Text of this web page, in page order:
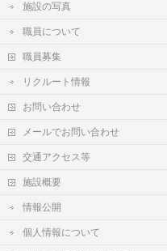
施設の写真
職員について
職員募集
リクルート情報
お問い合わせ
メールでお問い合わせ
交通アクセス等
施設概要
情報公開
個人情報について